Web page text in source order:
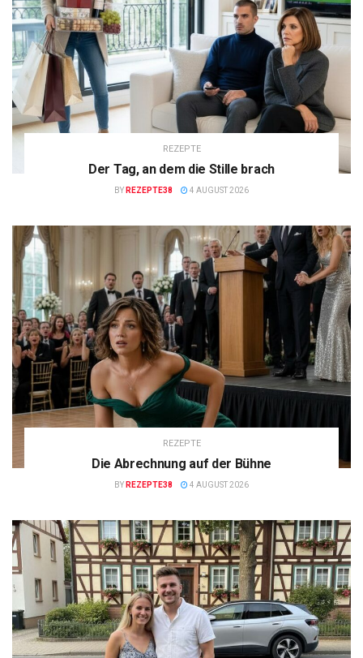
REZEPTE
Der Tag, an dem die Stille brach
BY REZEPTE38 4 AUGUST 2026
REZEPTE
Die Abrechnung auf der Bühne
BY REZEPTE38 4 AUGUST 2026